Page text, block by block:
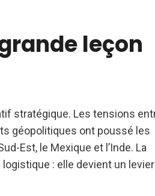
leçon
stratégique. Les tensions
géopolitiques ont poussé les
Est, le Mexique et l’Inde. La
: elle devient un levier